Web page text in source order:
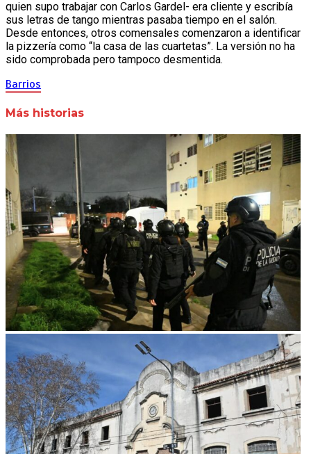
quien supo trabajar con Carlos Gardel- era cliente y escribía
sus letras de tango mientras pasaba tiempo en el salón.
Desde entonces, otros comensales comenzaron a identificar
la pizzería como “la casa de las cuartetas”. La versión no ha
sido comprobada pero tampoco desmentida.
Barrios
Más historias